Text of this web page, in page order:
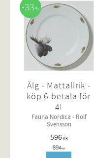
Älg - Mattallrik -
köp 6 betala för
4!
Fauna Nordica - Rolf
Svensson
596KR
894KR
33 %